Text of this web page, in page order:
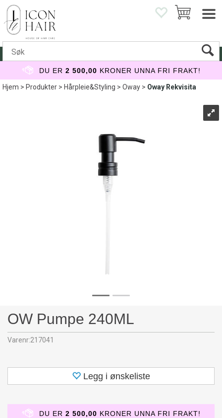
DU ER 2 500,00 KRONER UNNA FRI FRAKT!
Hjem>Produkter>Hårpleie&Styling>Oway>Oway Rekvisita
OW Pumpe 240ML
Varenr:217041
Legg i ønskeliste
DU ER 2 500,00 KRONER UNNA FRI FRAKT!